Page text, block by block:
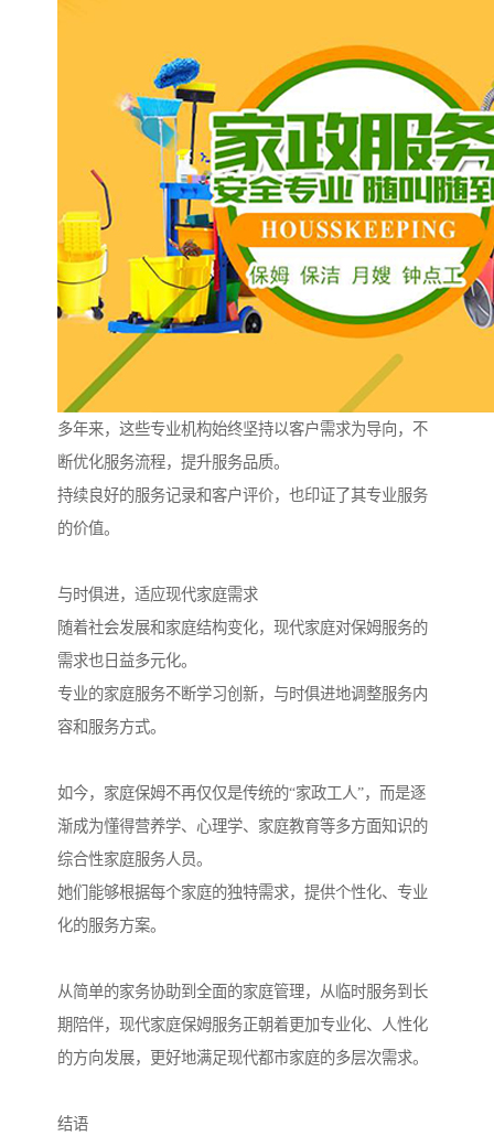
多年来，这些专业机构始终坚持以客户需求为导向，不
断优化服务流程，提升服务品质。
持续良好的服务记录和客户评价，也印证了其专业服务
的价值。
与时俱进，适应现代家庭需求
随着社会发展和家庭结构变化，现代家庭对保姆服务的
需求也日益多元化。
专业的家庭服务不断学习创新，与时俱进地调整服务内
容和服务方式。
如今，家庭保姆不再仅仅是传统的“家政工人”，而是逐
渐成为懂得营养学、心理学、家庭教育等多方面知识的
综合性家庭服务人员。
她们能够根据每个家庭的独特需求，提供个性化、专业
化的服务方案。
从简单的家务协助到全面的家庭管理，从临时服务到长
期陪伴，现代家庭保姆服务正朝着更加专业化、人性化
的方向发展，更好地满足现代都市家庭的多层次需求。
结语